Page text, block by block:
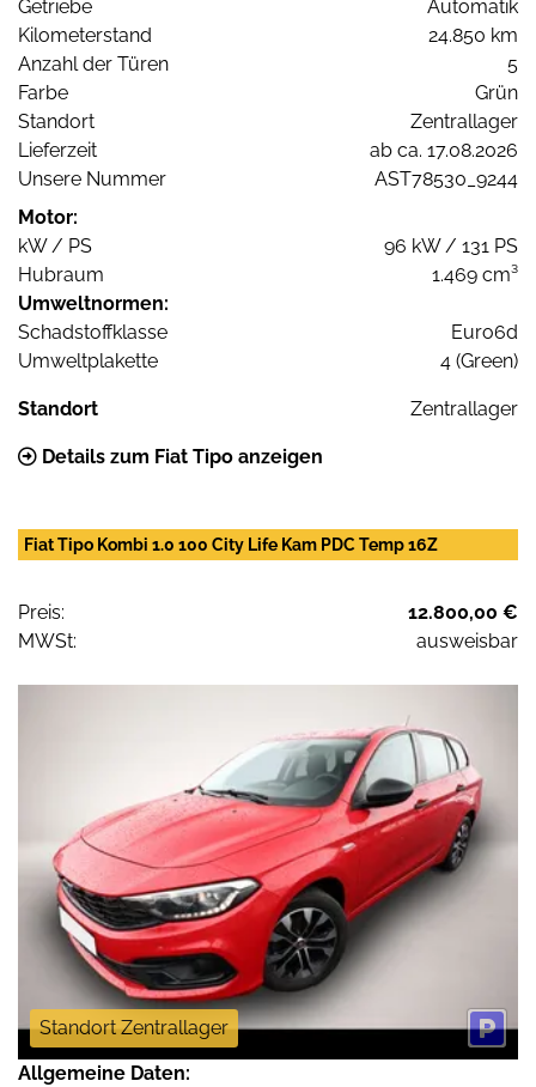
Getriebe
Automatik
Kilometerstand
24.850 km
Anzahl der Türen
5
Farbe
Grün
Standort
Zentrallager
Lieferzeit
ab ca. 17.08.2026
Unsere Nummer
AST78530_9244
Motor:
kW / PS
96 kW / 131 PS
Hubraum
1.469 cm³
Umweltnormen:
Schadstoffklasse
Euro6d
Umweltplakette
4 (Green)
Standort Zentrallager
Details zum Fiat Tipo anzeigen
Fiat Tipo Kombi 1.0 100 City Life Kam PDC Temp 16Z
Preis:
12.800,00 €
MWSt:
ausweisbar
Standort Zentrallager
Allgemeine Daten: